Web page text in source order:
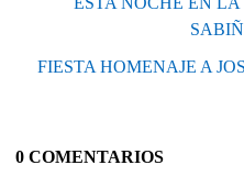
FIESTA HOMENAJE A
0 COMENTARIOS